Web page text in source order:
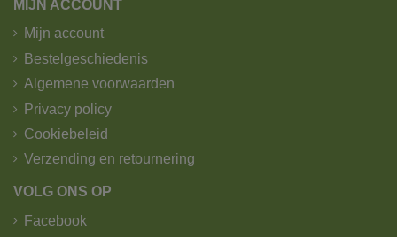
MIJN ACCOUNT
Mijn account
Bestelgeschiedenis
Algemene voorwaarden
Privacy policy
Cookiebeleid
Verzending en retournering
VOLG ONS OP
Facebook